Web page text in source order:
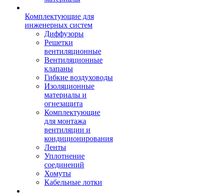
Комплектующие для
инженерных систем
Диффузоры
Решетки
вентиляционные
Вентиляционные
клапаны
Гибкие воздуховоды
Изоляционные
материалы и
огнезащита
Комплектующие
для монтажа
вентиляции и
кондиционирования
Ленты
Уплотнение
соединений
Хомуты
Кабельные лотки